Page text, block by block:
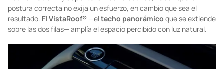
postura correcta no exija un esfuerzo, en cambio que sea el
resultado. ElVistaRoof® —eltecho panorámico que se extiende
sobre las dos filas— amplía el espacio percibido con luz natural.